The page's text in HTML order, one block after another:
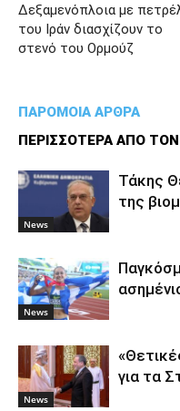
Δεξαμενόπλοια με
του Ιράν διασχίζουν το
στενό του Ορμούζ
ΠΑΡΟΜΟΙΑ ΑΡΘΡΑ
ΠΕΡΙΣΣΟΤΕΡΑ ΑΠΟ
News
Τάκης
της
News
News
για τα